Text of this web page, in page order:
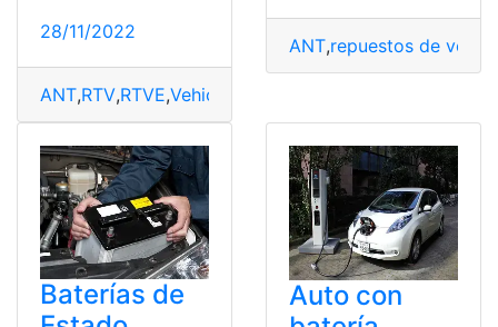
28/11/2022
ANT,RTV,RTVE,Vehiculo
ANT,repuestos de
Baterías de
Auto con